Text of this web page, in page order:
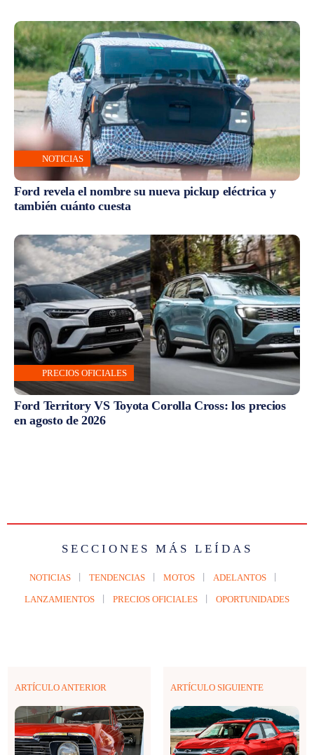
NOTICIAS
Ford revela el nombre su nueva pickup eléctrica y
también cuánto cuesta
PRECIOS OFICIALES
Ford Territory VS Toyota Corolla Cross: los precios
en agosto de 2026
SECCIONES MÁS LEÍDAS
NOTICIAS TENDENCIAS MOTOS ADELANTOS
LANZAMIENTOS PRECIOS OFICIALES OPORTUNIDADES
ARTÍCULO ANTERIOR ARTÍCULO SIGUIENTE